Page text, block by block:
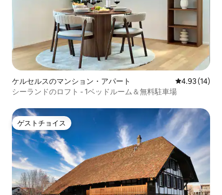
ケルセルスのマンション・アパート レビュー14
4.93 (14)
シーランドのロフト - 1ベッドルーム＆無料駐車場
ゲストチョイス
ゲストチョイス